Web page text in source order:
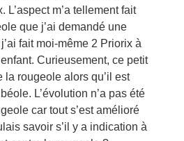
L’aspect m’a tellement fait
que j’ai demandé une
fait moi-même 2 Priorix à
Curieusement, ce petit
la rougeole alors qu’il est
L’évolution n’a pas été
car tout s’est amélioré
savoir s’il y a indication à